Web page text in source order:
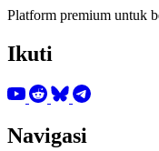
Platform premium untuk
Ikuti
Navigasi